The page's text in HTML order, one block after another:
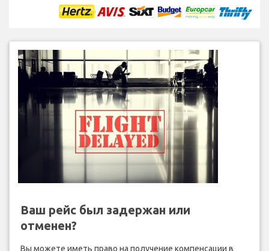
Ваш рейс был задержан или
отменен?
Вы можете иметь право на получение компенсации в